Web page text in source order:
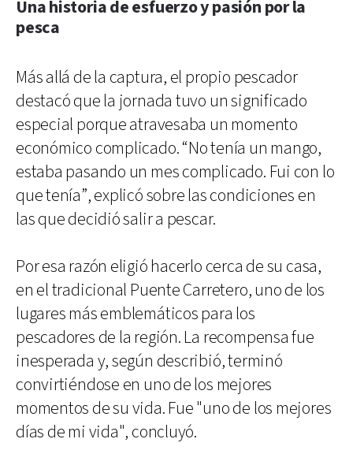
Una historia de esfuerzo y pasión por la
pesca
Más allá de la captura, el propio pescador
destacó que la jornada tuvo un significado
especial porque atravesaba un momento
económico complicado. “No tenía un mango,
estaba pasando un mes complicado. Fui con lo
que tenía”, explicó sobre las condiciones en
las que decidió salir a pescar.
Por esa razón eligió hacerlo cerca de su casa,
en el tradicional Puente Carretero, uno de los
lugares más emblemáticos para los
pescadores de la región. La recompensa fue
inesperada y, según describió, terminó
convirtiéndose en uno de los mejores
momentos de su vida. Fue "uno de los mejores
días de mi vida", concluyó.